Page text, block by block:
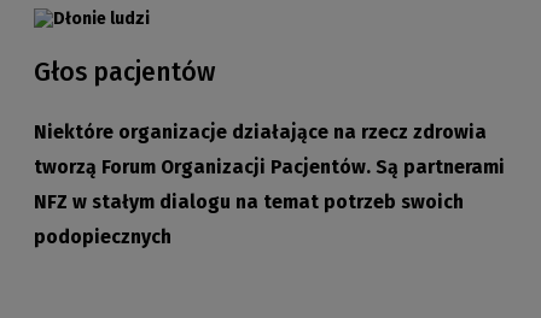
lub
Enter.
Głos pacjentów
Niektóre organizacje działające na rzecz zdrowia
tworzą Forum Organizacji Pacjentów. Są partnerami
NFZ w stałym dialogu na temat potrzeb swoich
podopiecznych